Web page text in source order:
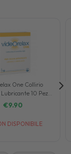
One Collirio
10 Pezzi
da 0,5 ml
€9.90
DISPONIBILE